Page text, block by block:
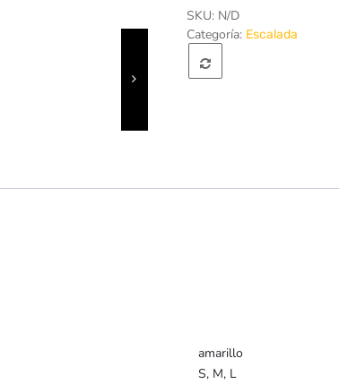
de
escalada
-
Rock
SKU: N/D
Categoría: Escalada
amarillo
S, M, L